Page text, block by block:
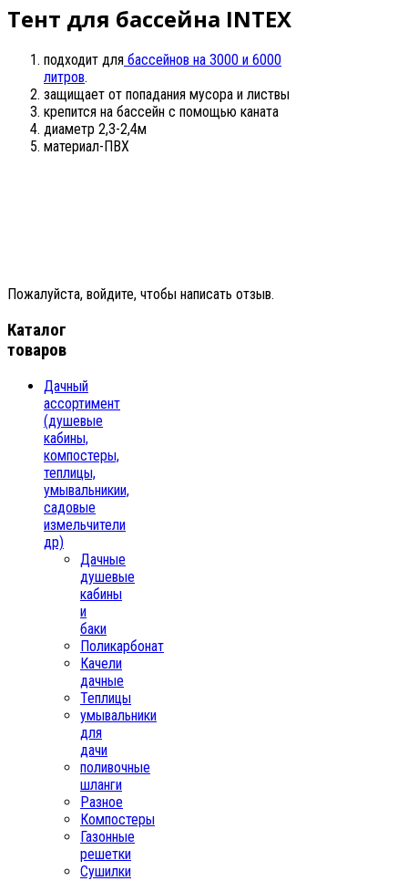
Тент для бассейна INTEX
подходит для бассейнов на 3000 и 6000
литров.
защищает от попадания мусора и листвы
крепится на бассейн с помощью каната
диаметр 2,3-2,4м
материал-ПВХ
Пожалуйста, войдите, чтобы написать отзыв.
Каталог
товаров
Дачный
ассортимент
(душевые
кабины,
компостеры,
теплицы,
умывальникии,
садовые
измельчители
др)
Дачные
душевые
кабины
и
баки
Поликарбонат
Качели
дачные
Теплицы
умывальники
для
дачи
поливочные
шланги
Разное
Компостеры
Газонные
решетки
Сушилки